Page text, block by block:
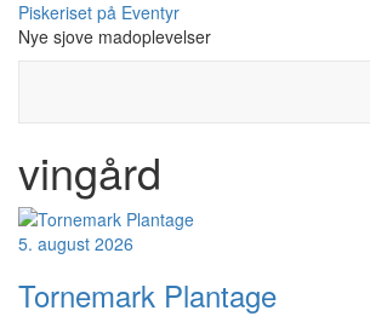
Skip
content
Piskeriset på Eventyr
Nye sjove madoplevelser
vingård
5. august 2026
Tornemark Plantage